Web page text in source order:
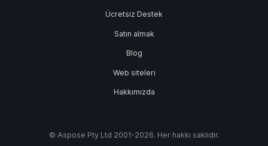
Ücretsiz Destek
Satın almak
Blog
Web siteleri
Hakkımızda
© Aspose Pty Ltd 2001-2026. Her hakkı saklıdır.